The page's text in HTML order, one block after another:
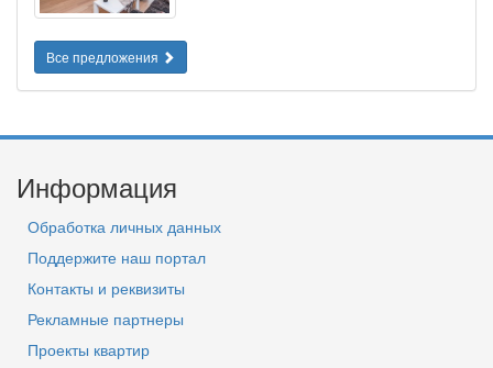
Все предложения
Информация
Обработка личных данных
Поддержите наш портал
Контакты и реквизиты
Рекламные партнеры
Проекты квартир